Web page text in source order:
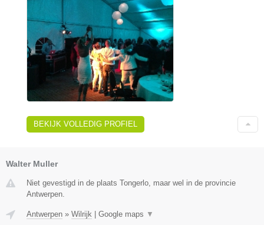
BEKIJK VOLLEDIG PROFIEL
Walter Muller
Niet gevestigd in de plaats Tongerlo, maar wel in de provincie
Antwerpen.
Antwerpen » Wilrijk Google maps ▼